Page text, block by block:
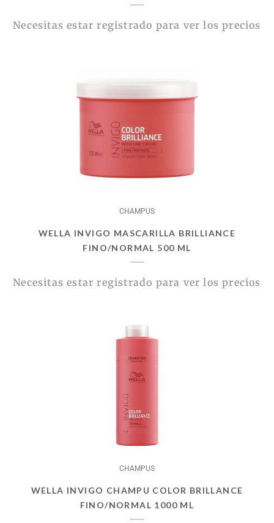
Necesitas estar registrado para ver los precios
CHAMPUS
WELLA INVIGO MASCARILLA BRILLIANCE
FINO/NORMAL 500 ML
Necesitas estar registrado para ver los precios
CHAMPUS
WELLA INVIGO CHAMPU COLOR BRILLANCE
FINO/NORMAL 1000 ML